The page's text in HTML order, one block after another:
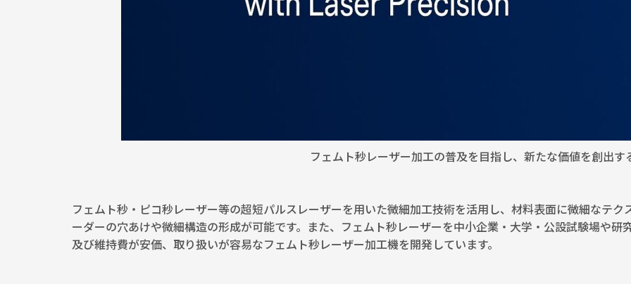
フェムト秒レーザー加工の普及を目指し、新たな価値を創出す
フェムト秒・ピコ秒レーザー等の超短パルスレーザーを用いた微細加工技術を活用し、材料表面に微細なテ
ーダーの穴あけや微細構造の形成が可能です。また、フェムト秒レーザーを中小企業・大学・公設試験場や
及び維持費が安価、取り扱いが容易なフェムト秒レーザー加工機を開発しています。